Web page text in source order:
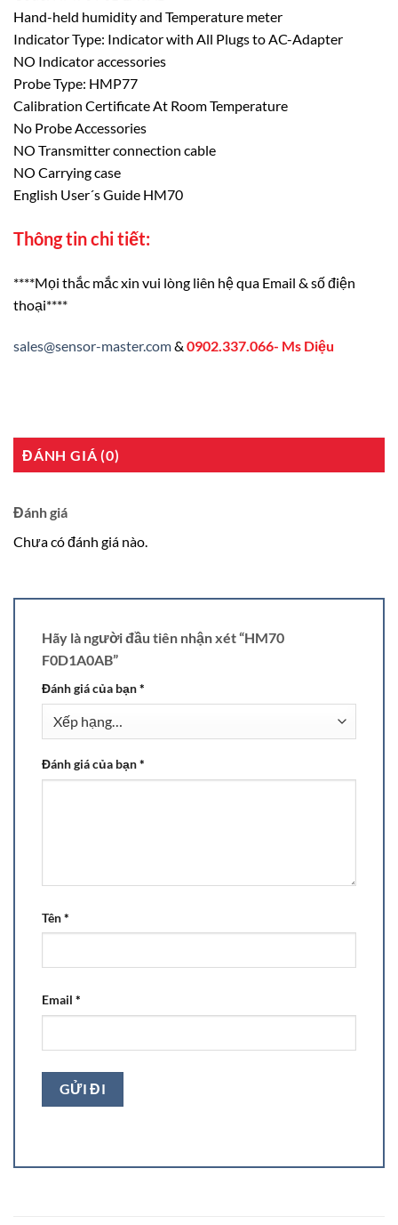
Hand-held humidity and Temperature meter
Indicator Type: Indicator with All Plugs to AC-Adapter
NO Indicator accessories
Probe Type: HMP77
Calibration Certificate At Room Temperature
No Probe Accessories
NO Transmitter connection cable
NO Carrying case
English User´s Guide HM70
Thông tin chi tiết:
****Mọi thắc mắc xin vui lòng liên hệ qua Email & số điện
thoại****
sales@sensor-master.com& 0902.337.066- Ms Diệu
ĐÁNH GIÁ (0)
Đánh giá
Chưa có đánh giá nào.
Hãy là người đầu tiên nhận xét “HM70
F0D1A0AB”
Đánh giá của bạn*
Đánh giá của bạn*
Tên*
Email *